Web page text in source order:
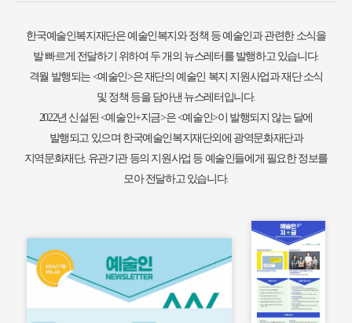
한국예술인복지재단은 예술인복지와 정책 등 예술인과 관련한 소식을
발 빠르게 전달하기 위하여 두 개의 뉴스레터를 발행하고 있습니다.
격월 발행되는 <예술인>은 재단의 예술인 복지 지원사업과 재단 소식
및 정책 등을 담아낸 뉴스레터입니다.
2022년 신설된 <예술인+지금>은 <예술인>이 발행되지 않는 달에
발행되고 있으며 한국예술인복지재단외에 광역문화재단과
지역문화재단, 유관기관 등의 지원사업 등 예술인들에게 필요한 정보를
모아 전달하고 있습니다.